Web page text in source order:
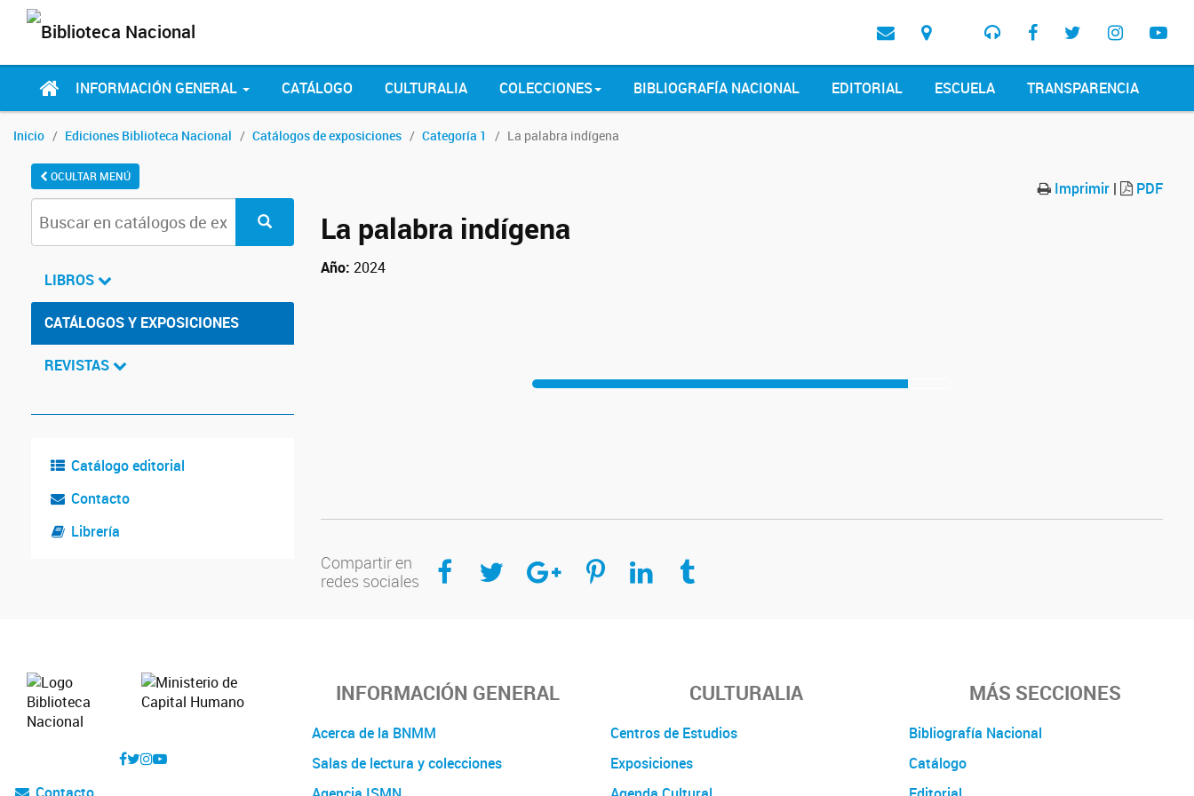
INFORMACIÓN GENERAL CATÁLOGO CULTURALIA COLECCIONES BIBLIOGRAFÍA NACIONAL EDITORIAL ESCUELA TRANSPARENCIA
Inicio Ediciones Biblioteca Nacional Catálogos de exposiciones Categoría 1 La palabra indígena
OCULTAR MENÚ
LIBROS
CATÁLOGOS Y EXPOSICIONES
REVISTAS
Catálogo editorial
Contacto
Librería
Imprimir | PDF
La palabra indígena
Año: 2024
Compartir en
redes sociales
Compartir en Facebook Compartir en Twitter Compartir en Google Plus Compartir en Pinterest Compartir en Linkedin Compartir en Tumblr
INFORMACIÓN GENERAL
Acerca de la BNMM
Salas de lectura y colecciones
CULTURALIA
Centros de Estudios
Exposiciones
MÁS SECCIONES
Bibliografía Nacional
Catálogo